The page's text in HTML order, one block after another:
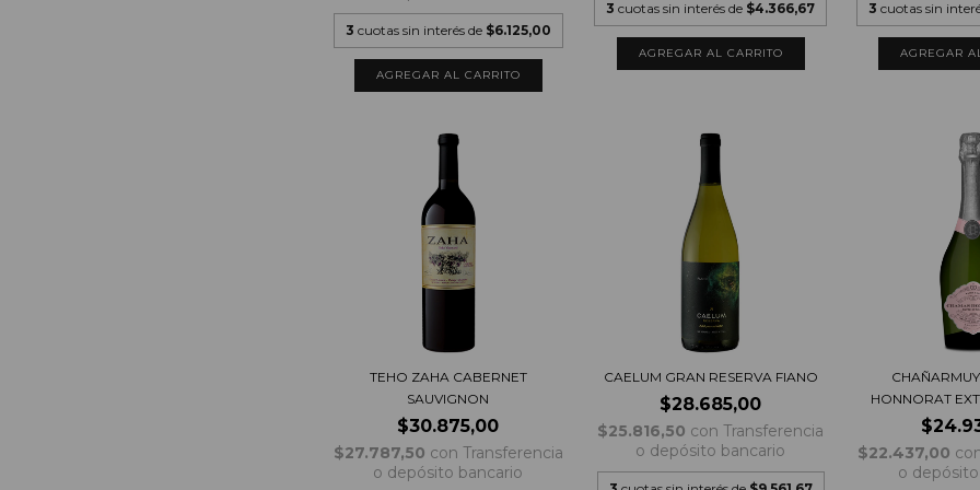
3 cuotas sin interés de $6.125,00
3 cuotas sin interés de $4.366,67 3 cuotas sin
TEHO ZAHA CABERNET
SAUVIGNON
$30.875,00
$27.787,50 con Transferencia
o depósito bancario
CAELUM GRAN RESERVA FIANO
$28.685,00
$25.816,50 con Transferencia
o depósito bancario
HONNORAT
$22.437,00
o